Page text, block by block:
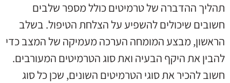
תהליך ההדברה של טרמיטים כולל מספר שלבים
חשובים שיכולים להשפיע על הצלחת הטיפול. בשלב
הראשון, מבצע המומחה הערכה מעמיקה של המצב כדי
להבין את היקף הבעיה ואת סוג הטרמיטים המעורבים.
חשוב להכיר את סוגי הטרמיטים השונים, שכן כל סוג